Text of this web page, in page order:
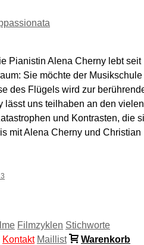
Pianistin Alena Cherny lebt
Sie möchte der
des Flügels wird zur
lässt uns teilhaben an den
und Kontrasten, die
mit Alena Cherny und Christian
Filmzyklen Stichworte
Kontakt Maillist
Warenkorb